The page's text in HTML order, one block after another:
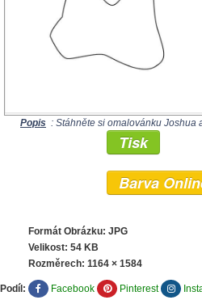
Popis : Stáhněte si omalovánku Joshua
Tisk
Barva
Formát Obrázku: JPG
Velikost: 54 KB
Rozměrech: 1164 × 1584
Podíl: Facebook Pinterest